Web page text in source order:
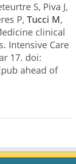
S, Piva J,
P, Tucci M,
clinical
Intensive Care
17. doi:
ahead of